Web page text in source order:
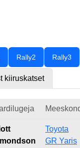
Rally2 Rally3
kiiruskatset
Toyota
GR Yaris